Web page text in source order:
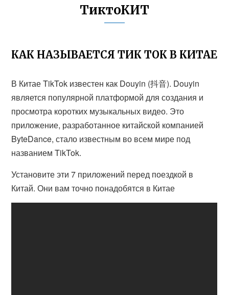
ТиктоКИТ
КАК НАЗЫВАЕТСЯ ТИК ТОК В КИТАЕ
В Китае TikTok известен как Douyin (抖音). Douyin
является популярной платформой для создания и
просмотра коротких музыкальных видео. Это
приложение, разработанное китайской компанией
ByteDance, стало известным во всем мире под
названием TikTok.
Установите эти 7 приложений перед поездкой в
Китай. Они вам точно понадобятся в Китае